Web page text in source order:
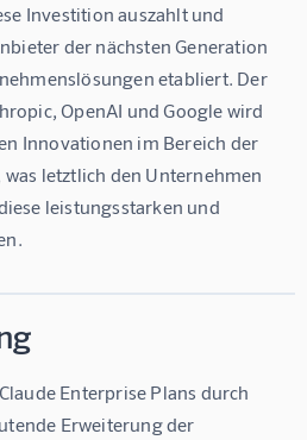
Investition auszahlt und
der nächsten Generation
etabliert. Der
OpenAI und Google wird
Innovationen im Bereich der
letztlich den Unternehmen
leistungsstarken und
Enterprise Plans durch
Erweiterung der